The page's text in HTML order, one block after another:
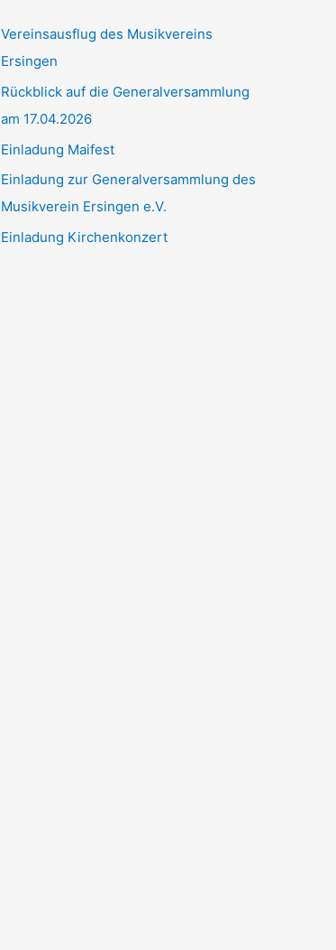
Vereinsausflug des Musikvereins
Ersingen
Rückblick auf die Generalversammlung
am 17.04.2026
Einladung Maifest
Einladung zur Generalversammlung des
Musikverein Ersingen e.V.
Einladung Kirchenkonzert